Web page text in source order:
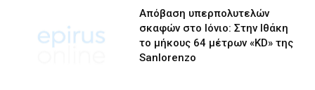
Απόβαση υπερπολυτελών
σκαφών στο Ιόνιο: Στην Ιθάκη
το μήκους 64 μέτρων «KD» της
Sanlorenzo